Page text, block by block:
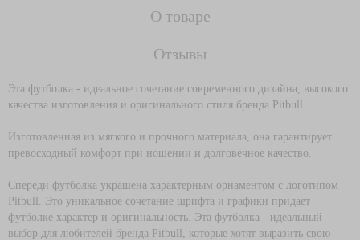
О товаре
Отзывы
Эта футболка - идеальное сочетание современного дизайна, высокого
качества изготовления и оригинального стиля бренда Pitbull.
Изготовленная из мягкого и прочного материала, она гарантирует
превосходный комфорт при ношении и долговечное качество.
Спереди футболка украшена характерным орнаментом с логотипом
Pitbull. Это уникальное сочетание шрифта и графики придает
футболке характер и оригинальность. Эта футболка - идеальный
выбор для любителей бренда Pitbull, которые хотят выразить свою